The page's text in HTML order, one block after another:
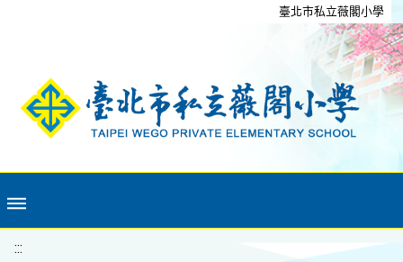
臺北市私立薇閣小學
:::